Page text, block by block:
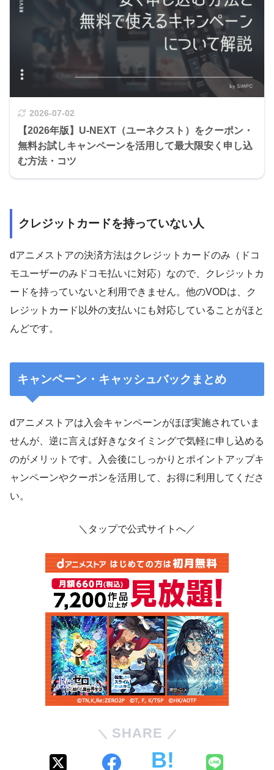
2026-07-02
【2026年版】U-NEXT（ユーネクスト）をクーポン・
無料お試しキャンペーンを活用して最大限安く申し込
む方法・コツ
クレジットカードを持っていない人
dアニメストアの決済方法はクレジットカードのみ（ドコ
モユーザーのみドコモ払いに対応）なので、クレジットカ
ードを持っていないと利用できません。他のVODは、ク
レジットカード以外の支払いにも対応していることがほと
んどです。
キャンペーン・キャッシュバックまとめ
dアニメストアは入会キャンペーンがほぼ実施されていま
せんが、逆に言えば好きなタイミングで気軽に申し込める
のがメリットです。入会後にしっかりとポイントアップキ
ャンペーンやクーポンを活用して、お得に利用してくださ
い。
＼タップで公式サイトへ／
SHARE